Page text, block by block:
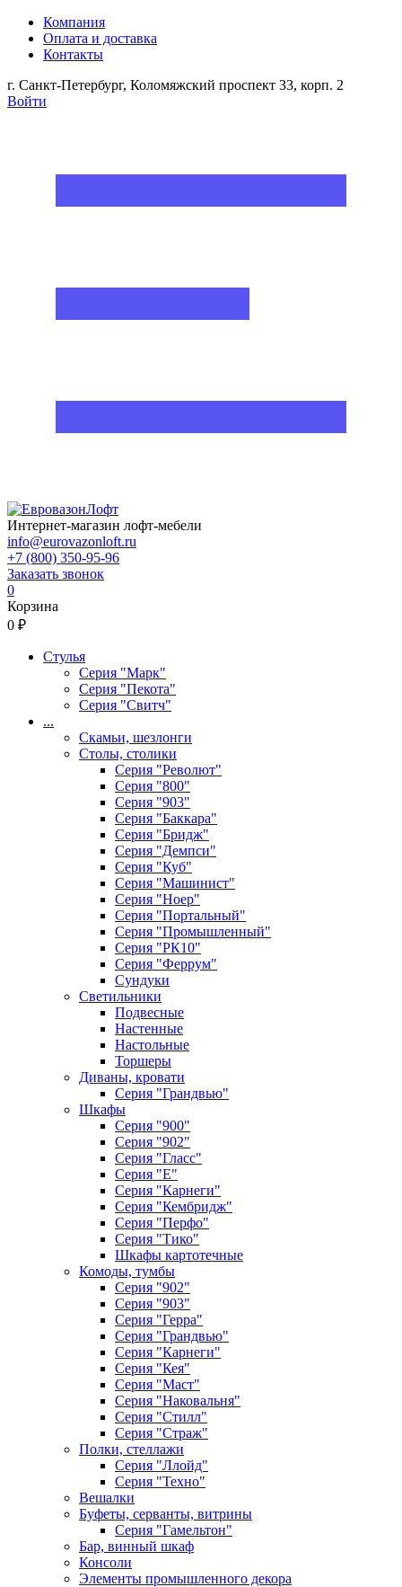
Компания
Оплата и доставка
Контакты
г. Санкт-Петербург, Коломяжский проспект 33, корп. 2
Войти
Интернет-магазин лофт-мебели
info@eurovazonloft.ru
+7 (800) 350-95-96
Заказать звонок
0
Корзина
0 ₽
Стулья
Серия "Марк"
Серия "Пекота"
Серия "Свитч"
...
Скамьи, шезлонги
Столы, столики
Серия "Револют"
Серия "800"
Серия "903"
Серия "Баккара"
Серия "Бридж"
Серия "Демпси"
Серия "Куб"
Серия "Машинист"
Серия "Ноер"
Серия "Портальный"
Серия "Промышленный"
Серия "РК10"
Серия "Феррум"
Сундуки
Светильники
Подвесные
Настенные
Настольные
Торшеры
Диваны, кровати
Серия "Грандвью"
Шкафы
Серия "900"
Серия "902"
Серия "Гласс"
Серия "Е"
Серия "Карнеги"
Серия "Кембридж"
Серия "Перфо"
Серия "Тико"
Шкафы картотечные
Комоды, тумбы
Серия "902"
Серия "903"
Серия "Герра"
Серия "Грандвью"
Серия "Карнеги"
Серия "Кея"
Серия "Маст"
Серия "Наковальня"
Серия "Стилл"
Серия "Страж"
Полки, стеллажи
Серия "Ллойд"
Серия "Техно"
Вешалки
Буфеты, серванты, витрины
Серия "Гамельтон"
Бар, винный шкаф
Консоли
Элементы промышленного декора